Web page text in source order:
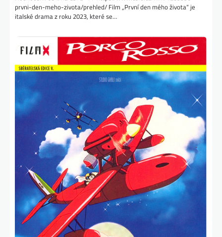
prvni-den-meho-zivota/prehled/ Film „První den mého života“ je
italské drama z roku 2023, které se…